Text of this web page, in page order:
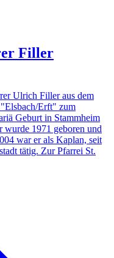
Filler
Ulrich Filler aus dem
"Elsbach/Erft" zum
Geburt in Stammheim
1971 geboren und
war er als Kaplan, seit
tätig. Zur Pfarrei St.